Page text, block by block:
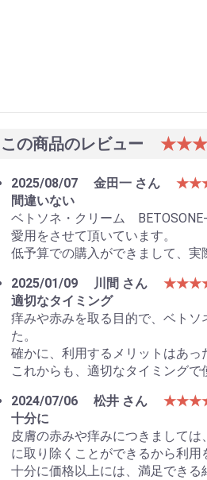
この商品のレビュー
2025/08/07 金田一 さん
間違いない
ベトソネ・クリーム
愛用をさせて頂いています。
低予算での購入ができまして、実
2025/01/09
川間 さん
適切なタイミング
痒みや赤みを取る目的で、ベト
た。
確かに、利用するメリットはあっ
これからも、適切なタイミングで
2024/07/06
松井 さん
十分に
皮膚の赤みや痒みにつきまして
に取り除くことができるから利用
十分に価格以上には、満足できる